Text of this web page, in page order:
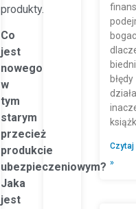
produkty.
Co
jest
nowego
w
tym
starym
przecież
produkcie
ubezpieczeniowym?
Jaka
jest
błędy
Czytaj
»